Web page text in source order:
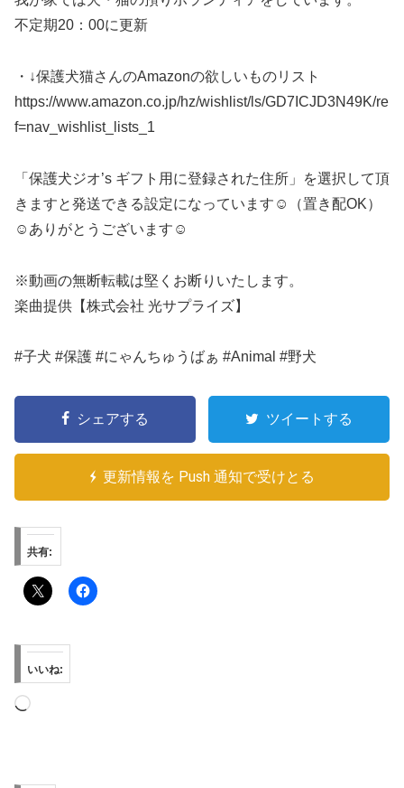
不定期20：00に更新
・↓保護犬猫さんのAmazonの欲しいものリスト
https://www.amazon.co.jp/hz/wishlist/ls/GD7ICJD3N49K/re
f=nav_wishlist_lists_1
「保護犬ジオ’s ギフト用に登録された住所」を選択して頂
きますと発送できる設定になっています☺（置き配OK）
☺ありがとうございます☺
※動画の無断転載は堅くお断りいたします。
楽曲提供【株式会社 光サプライズ】
#子犬 #保護 #にゃんちゅうばぁ #Animal #野犬
シェアする ツイートする
更新情報を Push 通知で受けとる
共有:
いいね:
読
み